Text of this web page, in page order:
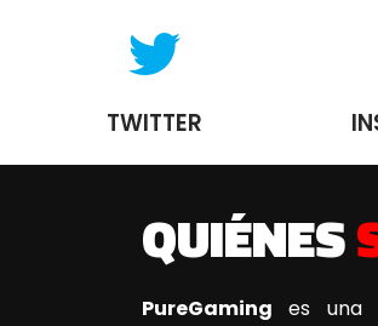
TWITTER
QUIÉNES
PureGaming es una